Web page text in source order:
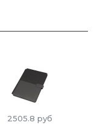
2505.8 руб